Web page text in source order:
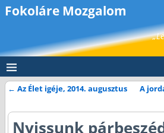
Fokoláre Mozgalom
← Az Élet igéje, 2014. augusztus
A
Nyissunk